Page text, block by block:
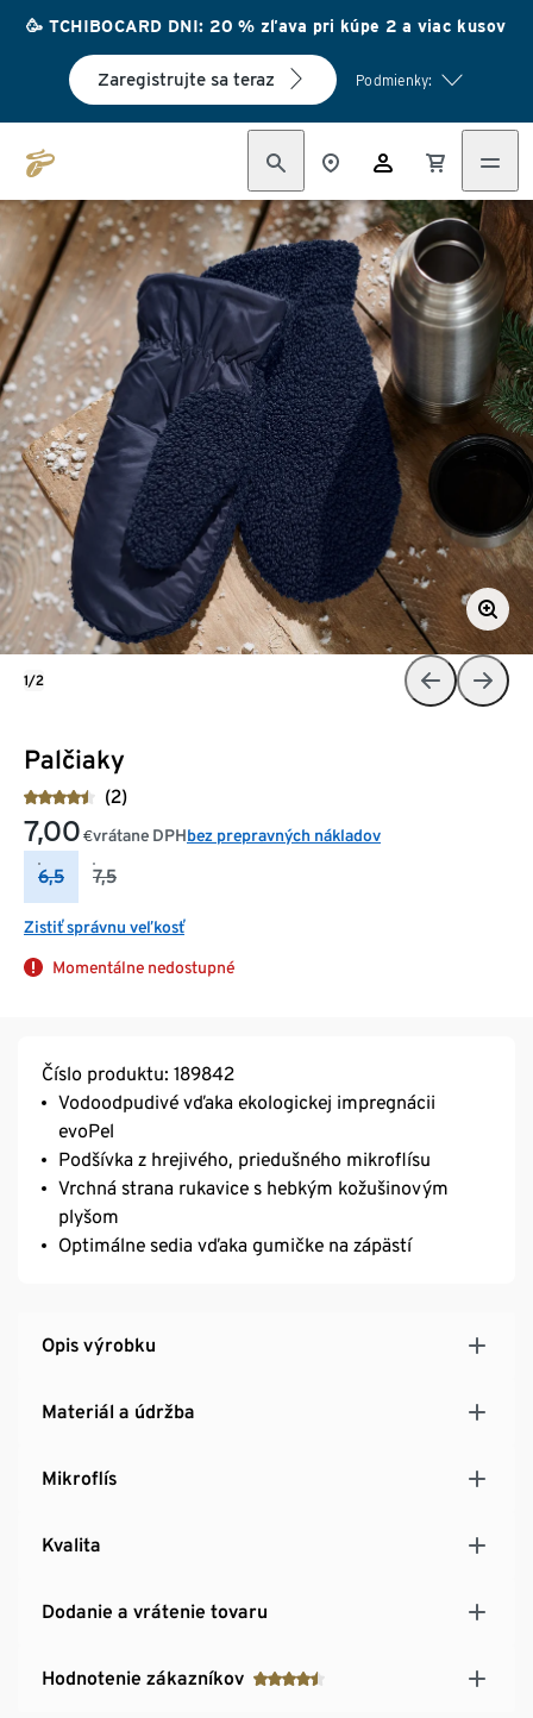
🥳 TCHIBOCARD DNI: 20 % zľava pri kúpe 2 a viac kusov
Zaregistrujte sa teraz Podmienky:
Palčiaky
(2)
7,00 €vrátane DPHbez prepravných nákladov
6,5 7,5
Zistiť správnu veľkosť
Momentálne nedostupné
1/2
Číslo produktu: 189842
Vodoodpudivé vďaka ekologickej impregnácii
evoPel
Podšívka z hrejivého, priedušného mikroflísu
Vrchná strana rukavice s hebkým kožušinovým
plyšom
Optimálne sedia vďaka gumičke na zápästí
Opis výrobku
Materiál a údržba
Mikroflís
Kvalita
Dodanie a vrátenie tovaru
Hodnotenie zákazníkov